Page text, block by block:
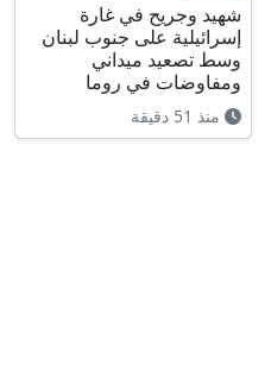
شهيد وجريح في غارة
إسرائيلية على جنوب لبنان
وسط تصعيد ميداني
ومفاوضات في روما
منذ 51 دقيقة